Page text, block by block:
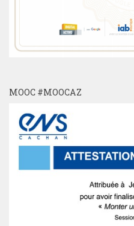
MOOC #MOOCAZ